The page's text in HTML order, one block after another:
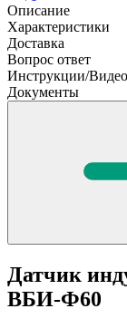
Описание
Характеристики
Доставка
Вопрос ответ
Инструкции/Видео
Документы
Датчик
ВБИ-Ф60